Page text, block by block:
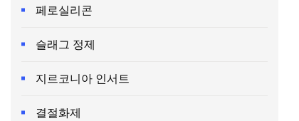
페로실리콘
슬래그 정제
지르코니아 인서트
결절화제